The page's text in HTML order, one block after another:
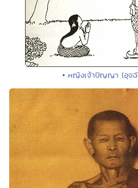
• หญิงเจ้าปัญญา (อุจฉั